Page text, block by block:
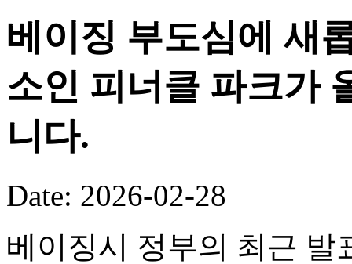
베이징 부도심에 새
소인 피너클 파크가
니다.
Date: 2026-02-28
베이징시 정부의 최근 발